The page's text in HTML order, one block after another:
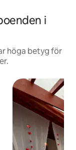
i
höga betyg för